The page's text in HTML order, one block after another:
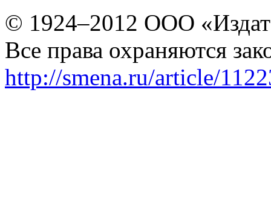
© 1924–2012 ООО
Все права охраняются
http://smena.ru/article/